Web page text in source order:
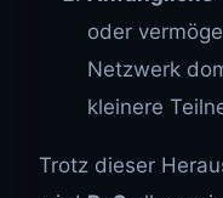
oder
Netzwerk
kleinere
Trotz dieser